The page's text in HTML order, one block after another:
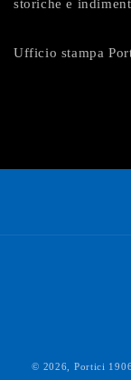
storiche e
Ufficio stampa
© 2026, Portici